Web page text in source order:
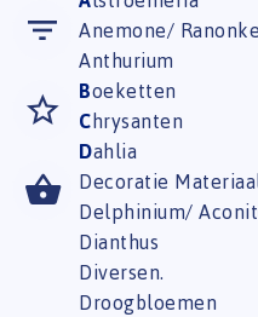
Anemone/
Anthurium
Boeketten
C hrysanten
Dahlia
Decoratie
Delphinium/
Dianthus
Diversen.
Droogbloemen